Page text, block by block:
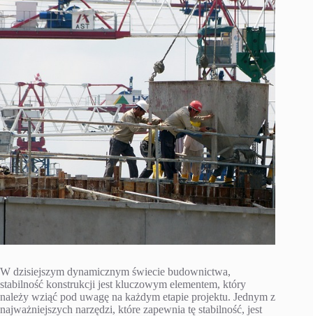
W dzisiejszym dynamicznym świecie budownictwa,
stabilność konstrukcji jest kluczowym elementem, który
należy wziąć pod uwagę na każdym etapie projektu. Jednym z
najważniejszych narzędzi, które zapewnia tę stabilność, jest